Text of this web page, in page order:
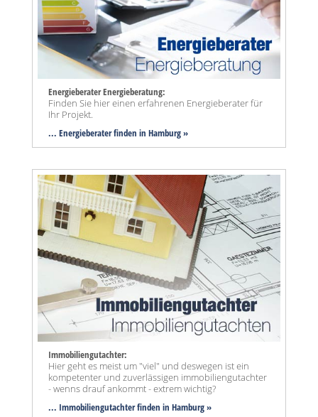
Energieberater Energieberatung:
Finden Sie hier einen erfahrenen Energieberater für
Ihr Projekt.
... Energieberater finden in Hamburg »
Immobiliengutachter:
Hier geht es meist um "viel" und deswegen ist ein
kompetenter und zuverlässigen immobiliengutachter
- wenns drauf ankommt - extrem wichtig?
... Immobiliengutachter finden in Hamburg »